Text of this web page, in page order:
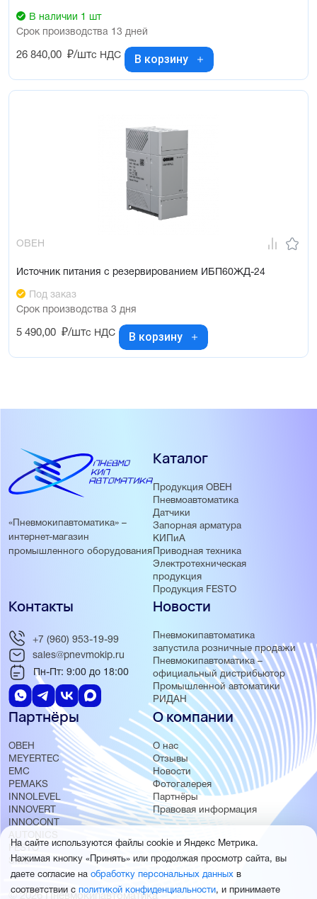
В наличии 1 шт
Срок производства 13 дней
26 840,00 ₽/штс НДС В корзину
ОВЕН
Источник питания с резервированием ИБП60ЖД-24
Под заказ
Срок производства 3 дня
5 490,00 ₽/штс НДС В корзину
«Пневмокипавтоматика» –
интернет-магазин
промышленного оборудования
Каталог
Продукция ОВЕН
Пневмоавтоматика
Датчики
Запорная арматура
КИПиА
Приводная техника
Электротехническая
продукция
Продукция FESTO
Новости
Пневмокипавтоматика
запустила розничные продажи
Пневмокипавтоматика –
официальный дистрибьютор
Промышленной автоматики
РИДАН
Партнёры
ОВЕН
MEYERTEC
EMC
PEMAKS
INNOLEVEL
INNOVERT
INNOCONT
AUTONICS
FESTO
SMC
О компании
О нас
Отзывы
Новости
Фотогалерея
Партнёры
Правовая информация
Контакты
+7 (960) 953-19-99
sales@pnevmokip.ru
Пн-Пт: 9:00 до 18:00
© 2026 Пневмокипавтоматика
На сайте используются файлы cookie и Яндекс Метрика.
Нажимая кнопку «Принять» или продолжая просмотр сайта, вы
даете согласие на обработку персональных данных в
соответствии с политикой конфиденциальности, и принимаете